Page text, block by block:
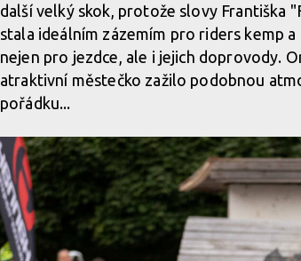
další velký skok, protože slovy Františka
stala ideálním zázemím pro riders kemp
nejen pro jezdce, ale i jejich doprovody.
atraktivní městečko zažilo podobnou
pořádku...